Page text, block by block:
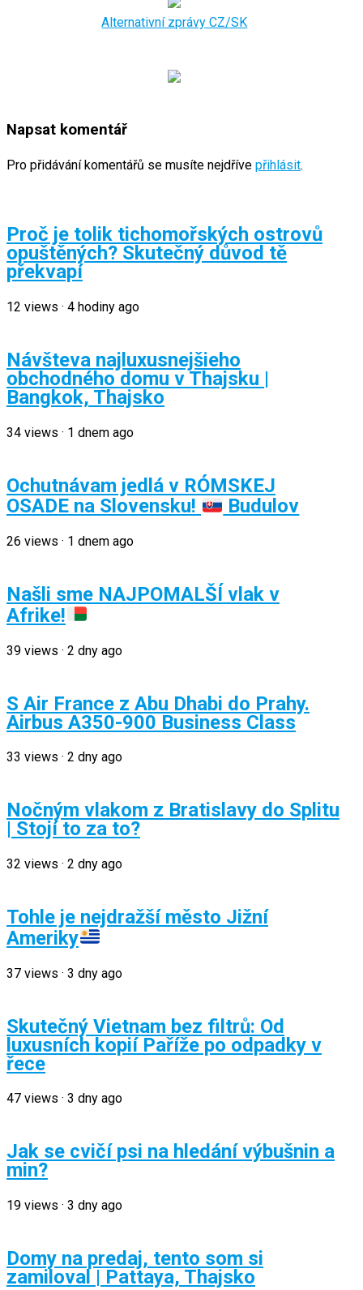
Alternativní zprávy CZ/SK
Napsat komentář
Pro přidávání komentářů se musíte nejdříve přihlásit.
Proč je tolik tichomořských ostrovů
opuštěných? Skutečný důvod tě
překvapí
12 views · 4 hodiny ago
Návšteva najluxusnejšieho
obchodného domu v Thajsku |
Bangkok, Thajsko
34 views · 1 dnem ago
Ochutnávam jedlá v RÓMSKEJ
OSADE na Slovensku!
Budulov
26 views · 1 dnem ago
Našli sme NAJPOMALŠÍ vlak v
Afrike!
39 views · 2 dny ago
S Air France z Abu Dhabi do Prahy.
Airbus A350-900 Business Class
33 views · 2 dny ago
Nočným vlakom z Bratislavy do Splitu
| Stojí to za to?
32 views · 2 dny ago
Tohle je nejdražší město Jižní
Ameriky
37 views · 3 dny ago
Skutečný Vietnam bez filtrů: Od
luxusních kopií Paříže po odpadky v
řece
47 views · 3 dny ago
Jak se cvičí psi na hledání výbušnin a
min?
19 views · 3 dny ago
Domy na predaj, tento som si
zamiloval | Pattaya, Thajsko